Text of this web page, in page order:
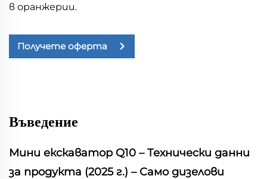
в оранжерии.
Получете оферта
Въведение
Мини екскаватор Q10 – Технически данни
за продукта (2025 г.) – Само дизелови